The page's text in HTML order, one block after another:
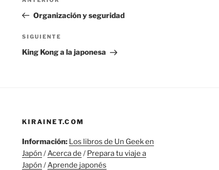
entradas
anterior:
Organización y seguridad
Siguiente
entrada
SIGUIENTE
King Kong a la japonesa
KIRAINET.COM
Información: Los libros de Un Geek en
Japón /Acerca de / Prepara tu viaje a
Japón /Aprende japonés